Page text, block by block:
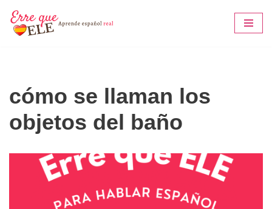
Saltar
cómo se llaman los
objetos del baño